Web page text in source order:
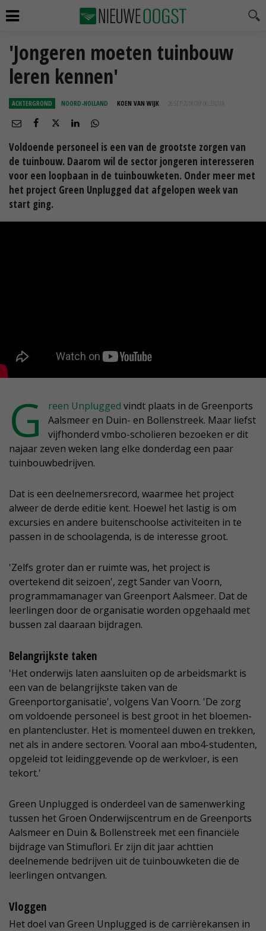
'Jongeren moeten tuinbouw
leren kennen'
ACHTERGROND NOORD-HOLLAND KOEN VAN WIJK 26 SEP 2018 OM 06:33
Voldoende personeel is een van de grootste zorgen van
de tuinbouw. Daarom wil de sector jongeren interesseren
voor een loopbaan in de tuinbouwketen. Onder meer met
het project Green Unplugged dat afgelopen week van
start ging.
G reen Unplugged vindt plaats in de Greenports
Aalsmeer en Duin- en Bollenstreek. Maar liefst
vijfhonderd vmbo-scholieren bezoeken er dit
najaar zeven weken lang elke donderdag een paar
tuinbouwbedrijven.
Dat is een deelnemersrecord, waarmee het project
alweer de derde editie kent. Hoewel het lastig is om
excursies en andere buitenschoolse activiteiten in te
passen in de schoolagenda, is de interesse groot.
'Zelfs groter dan er ruimte was, het project is
overtekend dit seizoen', zegt Sander van Voorn,
programmamanager van Greenport Aalsmeer. Dat de
leerlingen door de organisatie worden opgehaald met
bussen zal daaraan bijdragen.
Belangrijkste taken
'Het onderwijs laten aansluiten op de arbeidsmarkt is
een van de belangrijkste taken van de
Greenportorganisatie', volgens Van Voorn. 'De zorg
om voldoende personeel is best groot in het bloemen-
en plantencluster. Het is momenteel duwen en trekken,
net als in andere sectoren. Vooral aan mbo4-studenten,
opgeleid tot leidinggevende op de werkvloer, is een
tekort.'
Green Unplugged is onderdeel van de samenwerking
tussen het Groen Onderwijscentrum en de Greenports
Aalsmeer en Duin & Bollenstreek met een financiële
bijdrage van Stimuflori. Er zijn dit jaar achttien
deelnemende bedrijven uit de tuinbouwketen die de
leerlingen ontvangen.
Vloggen
Het doel van Green Unplugged is de carrièrekansen in